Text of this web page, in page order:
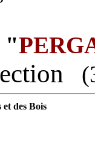
"
et des Bois